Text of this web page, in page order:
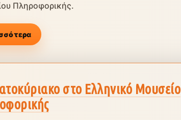
Πληροφορικής.
στο Ελληνικό Μουσείο